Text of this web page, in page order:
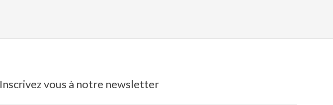
Inscrivez vous à notre newsletter